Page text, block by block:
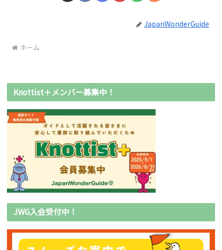
JapanWonderGuide
ホーム
Knottist＋メンバー募集中！
JWG入会受付中！